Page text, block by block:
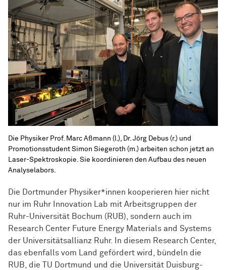
Die Physiker Prof. Marc Aßmann (l.), Dr. Jörg Debus (r.) und
Promotionsstudent Simon Siegeroth (m.) arbeiten schon jetzt an
Laser-Spektroskopie. Sie koordinieren den Aufbau des neuen
Analyselabors.
Die Dortmunder Physiker*innen kooperieren hier nicht
nur im Ruhr Innovation Lab mit Arbeitsgruppen der
Ruhr-Universität Bochum (RUB), sondern auch im
Research Center Future Energy Materials and Systems
der Universitätsallianz Ruhr. In diesem Research Center,
das ebenfalls vom Land gefördert wird, bündeln die
RUB, die TU Dortmund und die Universität Duisburg-